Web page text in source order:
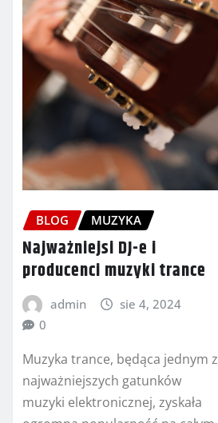
BLOG MUZYKA
Najważniejsi DJ-e i
producenci muzyki trance
admin
sie 4, 2024
0
Muzyka trance, będąca jednym z
najważniejszych gatunków
muzyki elektronicznej, zyskała